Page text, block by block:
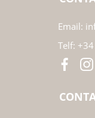
Email:
Telf: